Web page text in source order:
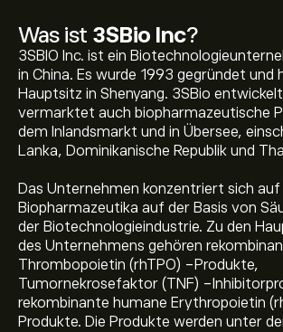
Was ist 3SBio Inc?
3SBIO Inc. ist ein
in China. Es wurde 1993 gegründet und
Hauptsitz in Shenyang. 3SBio
vermarktet auch biopharmazeutische
dem Inlandsmarkt und in Übersee,
Lanka, Dominikanische Republik und
Das Unternehmen konzentriert sich auf
Biopharmazeutika auf der Basis von
der Biotechnologieindustrie. Zu den
des Unternehmens gehören
Thrombopoietin (rhTPO) -Produkte,
Tumornekrosefaktor (TNF) -
rekombinante humane Erythropoietin
Produkte. Die Produkte werden unter